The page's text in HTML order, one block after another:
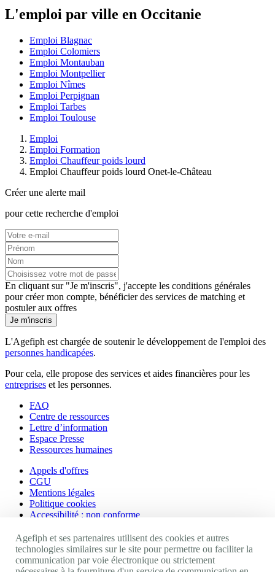
L'emploi par ville en Occitanie
Emploi Blagnac
Emploi Colomiers
Emploi Montauban
Emploi Montpellier
Emploi Nîmes
Emploi Perpignan
Emploi Tarbes
Emploi Toulouse
Emploi
Emploi Formation
Emploi Chauffeur poids lourd
Emploi Chauffeur poids lourd Onet-le-Château
Créer une alerte mail
pour cette recherche d'emploi
En cliquant sur "Je m'inscris", j'accepte les conditions générales
pour créer mon compte, bénéficier des services de matching et
postuler aux offres
Je m'inscris
L'Agefiph est chargée de soutenir le développement de l'emploi des
personnes handicapées.
Pour cela, elle propose des services et aides financières pour les
entreprises et les personnes.
FAQ
Centre de ressources
Lettre d’information
Espace Presse
Ressources humaines
Appels d'offres
CGU
Mentions légales
Politique cookies
Accessibilité : non conforme
Nos autres sites
Site portail Agefiph
Agefiph et ses partenaires utilisent des cookies et autres
technologies similaires sur le site pour permettre ou faciliter la
communication par voie électronique ou strictement